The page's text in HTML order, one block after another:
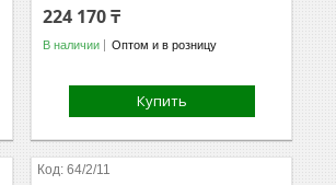
224 170 ₸
В наличии Оптом и в розницу
Купить
64/2/11